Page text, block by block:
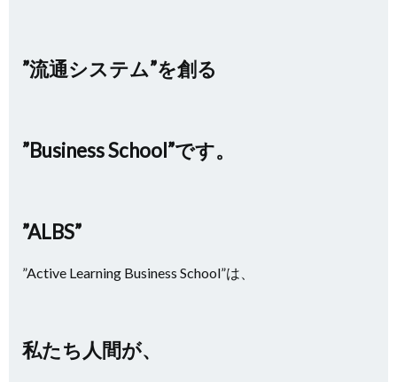
”流通システム”を創る
”Business School”です。
”ALBS”
”Active Learning Business School”は、
私たち人間が、